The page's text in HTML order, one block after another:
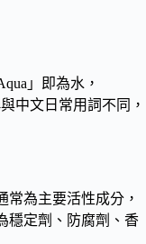
」即為水，
中文日常用詞不同，
常為主要活性成分，
穩定劑、防腐劑、香